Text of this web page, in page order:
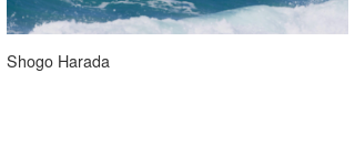
Shogo Harada